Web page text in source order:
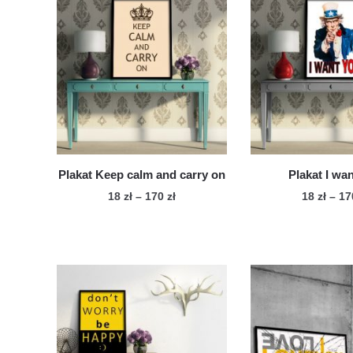
Plakat Keep calm and carry on
18 zł – 170 złZakres
170 zł
ma
wiele
wariantów.
można
Plakat I
18 zł –
ma